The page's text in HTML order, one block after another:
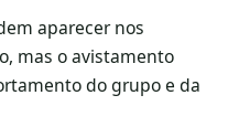
aparecer nos
mas o avistamento
do grupo e da